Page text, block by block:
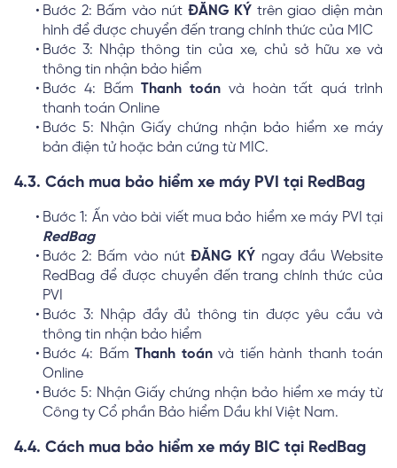
Bước 2: Bấm vào nút ĐĂNG KÝ trên giao diện màn
hình để được chuyển đến trang chính thức của MIC
Bước 3: Nhập thông tin của xe, chủ sở hữu xe và
thông tin nhận bảo hiểm
Bước 4: BấmThanh toán và hoàn tất quá trình
thanh toán Online
Bước 5: Nhận Giấy chứng nhận bảo hiểm xe máy
bản điện tử hoặc bản cứng từ MIC.
4.3. Cách mua bảo hiểm xe máy PVI tại RedBag
Bước 1: Ấn vào bài viết mua bảo hiểm xe máy PVI tại
RedBag
Bước 2: Bấm vào nútĐĂNG KÝ ngay đầu Website
RedBag để được chuyển đến trang chính thức của
PVI
Bước 3: Nhập đầy đủ thông tin được yêu cầu và
thông tin nhận bảo hiểm
Bước 4: BấmThanh toánvà tiến hành thanh toán
Online
Bước 5: Nhận Giấy chứng nhận bảo hiểm xe máy từ
Công ty Cổ phần Bảo hiểm Dầu khí Việt Nam.
4.4. Cách mua bảo hiểm xe máy BIC tại RedBag